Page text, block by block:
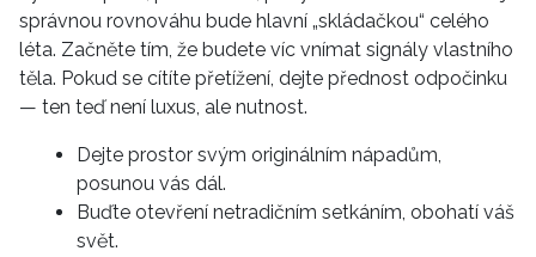
správnou rovnováhu bude hlavní „skládačkou“ celého
léta. Začněte tím, že budete víc vnímat signály vlastního
těla. Pokud se cítíte přetížení, dejte přednost odpočinku
— ten teď není luxus, ale nutnost.
Dejte prostor svým originálním nápadům,
posunou vás dál.
Buďte otevření netradičním setkáním, obohatí váš
svět.